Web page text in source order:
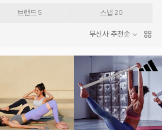
브랜드 5 스냅 20
무신사 추천순